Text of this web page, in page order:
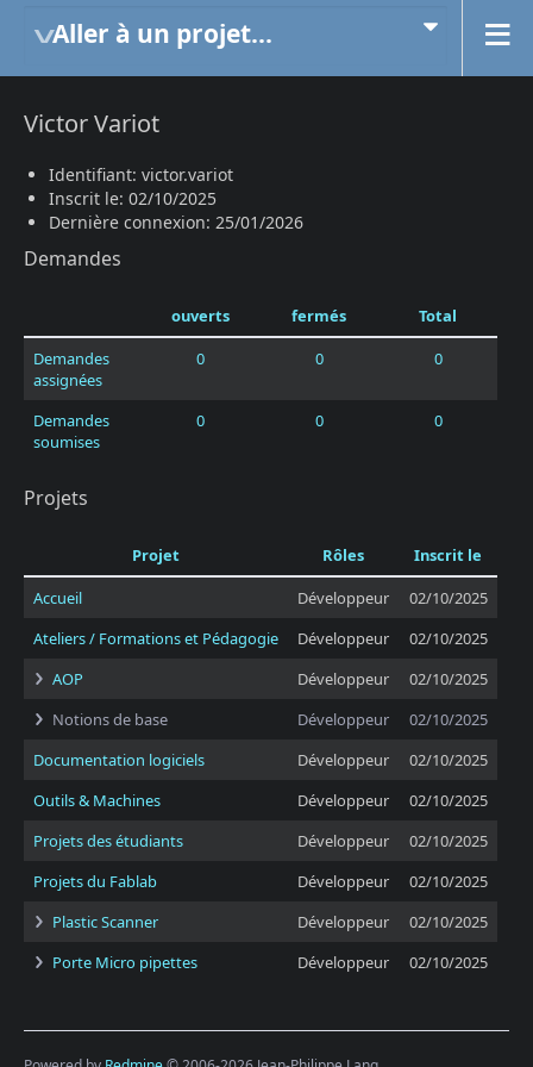
Aller à un projet...
Victor Variot
Identifiant: victor.variot
Inscrit le: 02/10/2025
Dernière connexion: 25/01/2026
Demandes
ouverts fermés
Total
Demandes
assignées
0 0 0
Demandes
soumises
0 0 0
Projets
Projet Rôles
Inscrit le
Accueil
Développeur
02/10/2025
Ateliers / Formations et Pédagogie
Développeur
02/10/2025
AOP
Développeur
02/10/2025
Notions de base
Développeur
02/10/2025
Documentation logiciels
Développeur
02/10/2025
Outils & Machines
Développeur
02/10/2025
Projets des étudiants
Développeur
02/10/2025
Projets du Fablab
Développeur
02/10/2025
Plastic Scanner
Développeur
02/10/2025
Porte Micro pipettes
Développeur 02/10/2025